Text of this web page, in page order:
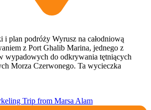
i plan podróży Wyrusz na całodniową
z Port Ghalib Marina, jednego z
wypadowych do odkrywania tętniących
Morza Czerwonego. Ta wycieczka